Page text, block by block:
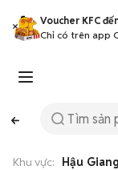
Voucher KFC
Chỉ có trên app
Khu vực: Hậu